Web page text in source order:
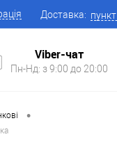
Доставка:
Viber-чат
Пн-Нд: з 9:00 до 20:00
•